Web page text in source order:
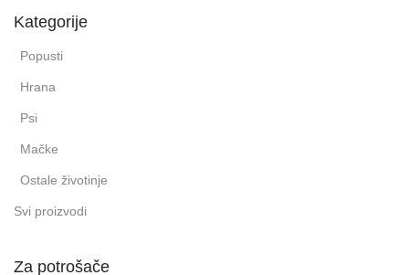
Kategorije
Popusti
Hrana
Psi
Mačke
Ostale životinje
Svi proizvodi
Za potrošače